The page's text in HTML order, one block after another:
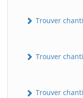
Trouver
Trouver
Trouver